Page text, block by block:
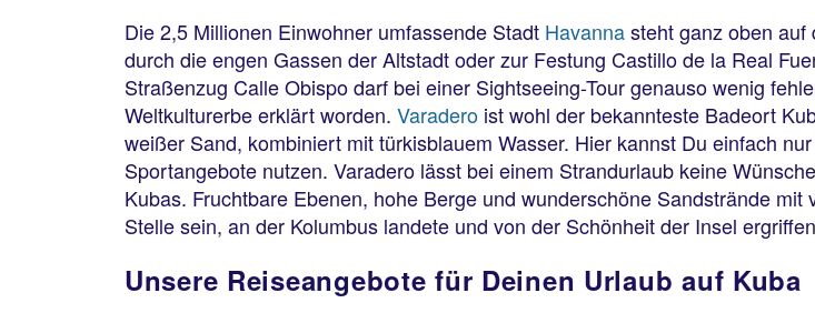
Die 2,5 Millionen Einwohner umfassende Stadt Havannasteht ganz oben
durch die engen Gassen der Altstadt oder zur Festung Castillo de la Real
Straßenzug Calle Obispo darf bei einer Sightseeing-Tour genauso wenig
Weltkulturerbe erklärt worden. Varadero ist wohl der bekannteste Badeort
weißer Sand, kombiniert mit türkisblauem Wasser. Hier kannst Du einfach
Sportangebote nutzen. Varadero lässt bei einem Strandurlaub keine
Kubas. Fruchtbare Ebenen, hohe Berge und wunderschöne Sandstrände
Stelle sein, an der Kolumbus landete und von der Schönheit der Insel
Unsere Reiseangebote für Deinen Urlaub auf Kuba